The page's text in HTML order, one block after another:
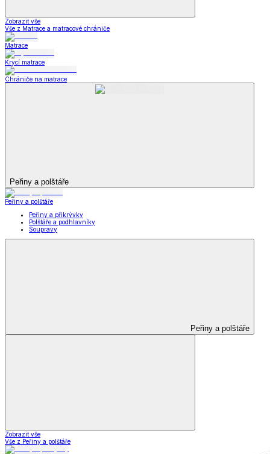
Zobrazit vše
Vše z Matrace a matracové chrániče
Matrace
Krycí matrace
Chrániče na matrace
Peřiny a polštáře
Peřiny a polštáře
Peřiny a přikrývky
Polštáře a podhlavníky
Soupravy
Peřiny a polštáře
Zobrazit vše
Vše z Peřiny a polštáře